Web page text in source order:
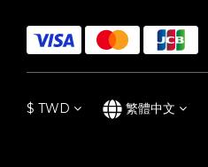
$ TWD 繁體中文